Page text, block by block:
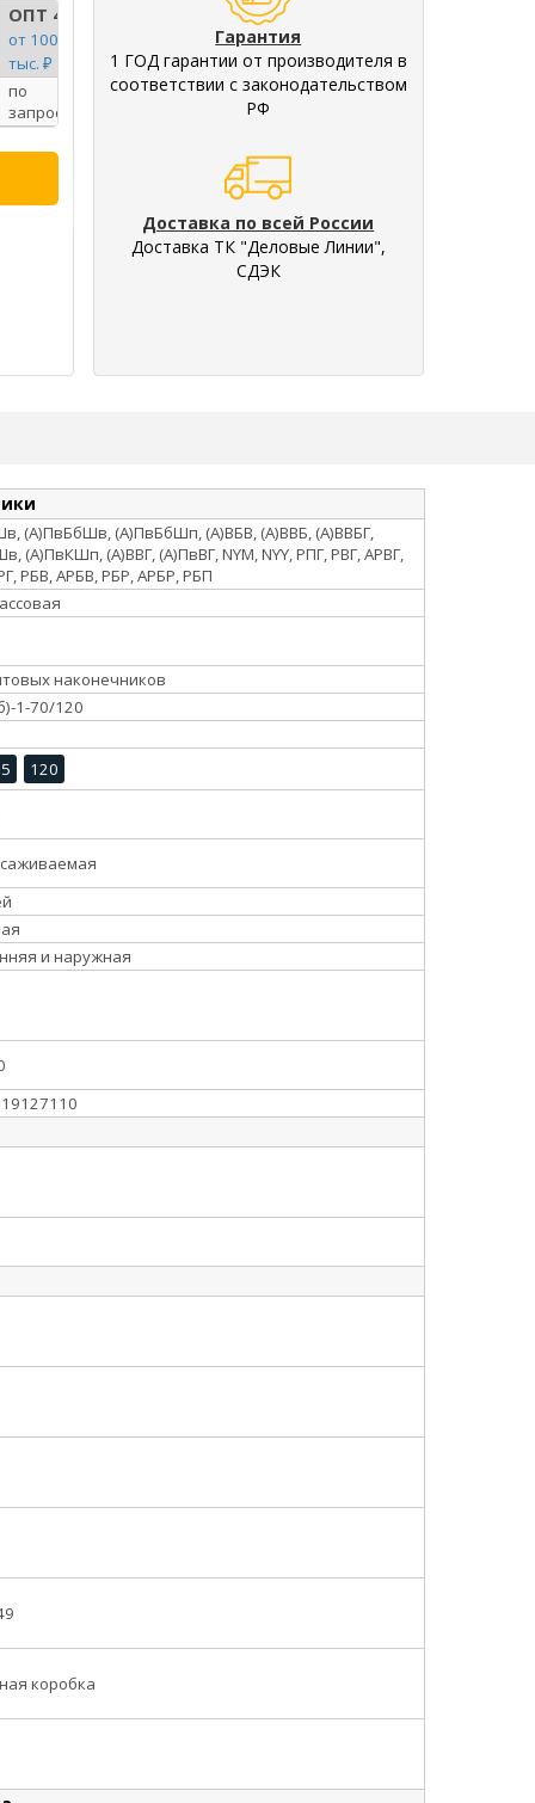
ОПТ 4
от 100
тыс. ₽
по
запросу
Гарантия
1 ГОД гарантии от производителя в
соответствии с законодательством
РФ
Доставка по всей России
Доставка ТК "Деловые Линии",
СДЭК
(А)ПвБбШв, (А)ПвБбШп, (А)ВБВ, (А)ВВБ, (А)ВВБГ,
(А)ПвКШп, (А)ВВГ, (А)ПвВГ, NYM, NYY, РПГ, РВГ, АРВГ,
РБВ, АРБВ, РБР, АРБР, РБП
наконечников
1-70/120
120
и наружная
коробка